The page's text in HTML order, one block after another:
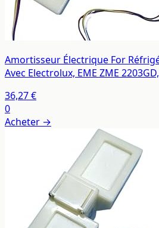
Amortisseur Électrique For
Avec Electrolux, EME ZME
36,27 €
0
Acheter →